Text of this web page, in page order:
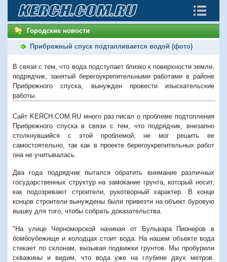
Городские новости
Прибрежный спуск подтапливается водой (фото)
В связи с тем, что вода подступает близко к поверхности земли,
подрядчик, занятый берегоукрепительными работами в районе
Прибрежного спуска, вынужден провести изыскательские
работы.
Сайт KERCH.COM.RU много раз писал о проблеме подтопления
Прибрежного спуска в связи с тем, что подрядчик, внезапно
столкнувшийся с этой проблемой, не мог решить ее
самостоятельно, так как в проекте берегоукрепительных работ
она не учитывалась.
Два года подрядчик пытался обратить внимание различных
государственных структур на замокание грунта, который носит,
как подозревают строители, рукотворный характер. В конце
концов строители вынуждены были привезти на объект буровую
вышку для того, чтобы собрать доказательства.
"На улице Черноморской начиная от Бульвара Пионеров в
бомбоубежище и колодцах стоит вода. На нашем объекте вода
стекает по склонам, вызывая подвижки грунтов. Мы пробурили
скважины и видим, что вода уже на глубине двух метров.